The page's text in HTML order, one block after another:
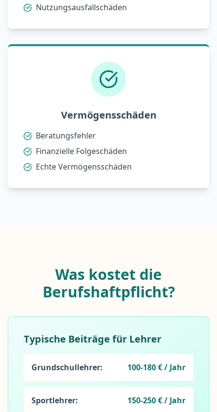
Nutzungsausfallschäden
Vermögensschäden
Beratungsfehler
Finanzielle Folgeschäden
Echte Vermögensschäden
Was kostet die
Berufshaftpflicht?
Typische Beiträge für Lehrer
Grundschullehrer: 100-180 € / Jahr
Sportlehrer: 150-250 € / Jahr